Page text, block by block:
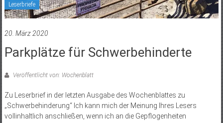
Leserbriefe
20. März 2020
Parkplätze für Schwerbehinderte
Veröffentlicht von: Wochenblatt
Zu Leserbrief in der letzten Ausgabe des Wochenblattes zu
„Schwerbehinderung“ Ich kann mich der Meinung Ihres Lesers
vollinhaltlich anschließen, wenn ich an die Gepflogenheiten